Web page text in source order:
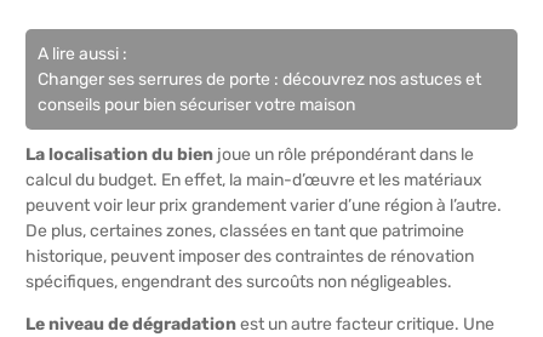
A lire aussi :
Changer ses serrures de porte : découvrez nos astuces et
conseils pour bien sécuriser votre maison
La localisation du bien joue un rôle prépondérant dans le
calcul du budget. En effet, la main-d’œuvre et les matériaux
peuvent voir leur prix grandement varier d’une région à l’autre.
De plus, certaines zones, classées en tant que patrimoine
historique, peuvent imposer des contraintes de rénovation
spécifiques, engendrant des surcoûts non négligeables.
Le niveau de dégradationest un autre facteur critique. Une